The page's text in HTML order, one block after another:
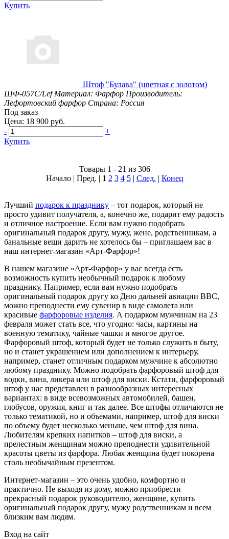
Купить
Штоф "Булава" (цветная с золотом)
ШФ-057С/Lef Материал: Фарфор Производитель:
Лефортовский фарфор Страна: Россия
Под заказ
Цена: 18 900 руб.
-
+
Купить
Товары 1 - 21 из 306
Начало | Пред. | 1 2 3 4 5| След. | Конец
Лучший подарок к празднику – тот подарок, который не
просто удивит получателя, а, конечно же, подарит ему радость
и отличное настроение. Если вам нужно подобрать
оригинальный подарок другу, мужу, жене, родственникам, а
банальные вещи дарить не хотелось бы – приглашаем вас в
наш интернет-магазин «Арт-Фарфор»!
В нашем магазине «Арт-Фарфор» у вас всегда есть
возможность купить необычный подарок к любому
празднику. Например, если вам нужно подобрать
оригинальный подарок другу ко Дню дальней авиации ВВС,
можно преподнести ему сувенир в виде самолета или
красивые фарфоровые изделия. А подарком мужчинам на 23
февраля может стать все, что угодно: часы, картины на
военную тематику, чайные чашки и многое другое.
Фарфоровый штоф, который будет не только служить в быту,
но и станет украшением или дополнением к интерьеру,
например, станет отличным подарком мужчине к абсолютно
любому празднику. Можно подобрать фарфоровый штоф для
водки, вина, ликера или штоф для виски. Кстати, фарфоровый
штоф у нас представлен в разнообразных интересных
вариантах: в виде всевозможных автомобилей, башен,
глобусов, оружия, книг и так далее. Все штофы отличаются не
только тематикой, но и объемами, например, штоф для виски
по объему будет несколько меньше, чем штоф для вина.
Любителям крепких напитков – штоф для виски, а
прелестным женщинам можно преподнести удивительной
красоты цветы из фарфора. Любая женщина будет покорена
столь необычайным презентом.
Интернет-магазин – это очень удобно, комфортно и
практично. Не выходя из дому, можно приобрести
прекрасный подарок руководителю, женщине, купить
оригинальный подарок другу, мужу родственникам и всем
близким вам людям.
Вход на сайт